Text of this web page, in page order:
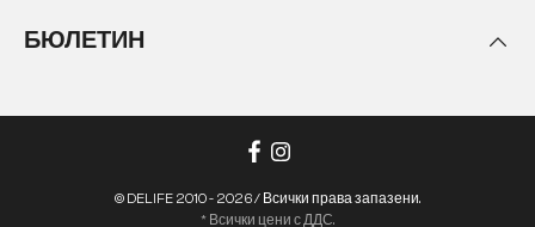
БЮЛЕТИН
© DELIFE 2010 - 2026 / Всички права запазени.
* Всички цени с ДДС.